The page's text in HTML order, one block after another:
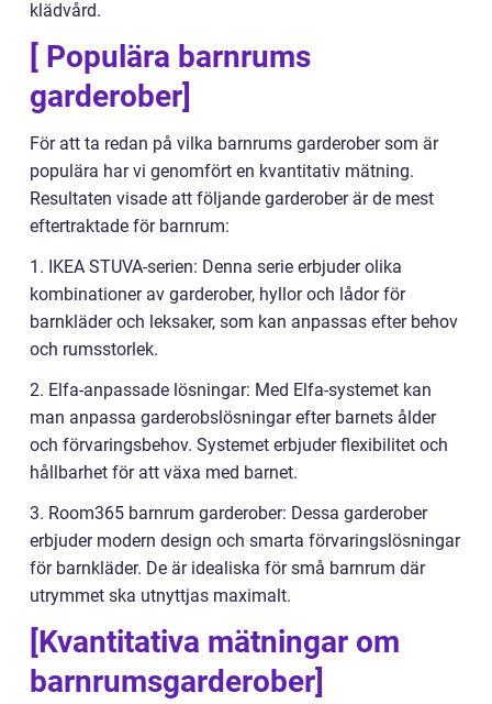
klädvård.
[ Populära barnrums
garderober]
För att ta redan på vilka barnrums garderober som är
populära har vi genomfört en kvantitativ mätning.
Resultaten visade att följande garderober är de mest
eftertraktade för barnrum:
1. IKEA STUVA-serien: Denna serie erbjuder olika
kombinationer av garderober, hyllor och lådor för
barnkläder och leksaker, som kan anpassas efter behov
och rumsstorlek.
2. Elfa-anpassade lösningar: Med Elfa-systemet kan
man anpassa garderobslösningar efter barnets ålder
och förvaringsbehov. Systemet erbjuder flexibilitet och
hållbarhet för att växa med barnet.
3. Room365 barnrum garderober: Dessa garderober
erbjuder modern design och smarta förvaringslösningar
för barnkläder. De är idealiska för små barnrum där
utrymmet ska utnyttjas maximalt.
[Kvantitativa mätningar om
barnrumsgarderober]